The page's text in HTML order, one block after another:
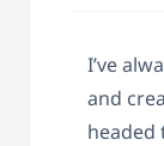
I’ve
and
headed